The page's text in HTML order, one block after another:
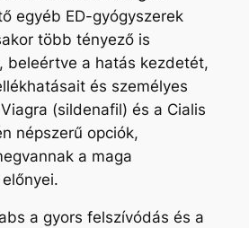
egyéb ED-gyógyszerek
több tényező is
beleértve a hatás kezdetét,
és személyes
(sildenafil) és a Cialis
népszerű opciók,
a maga
a gyors felszívódás és a